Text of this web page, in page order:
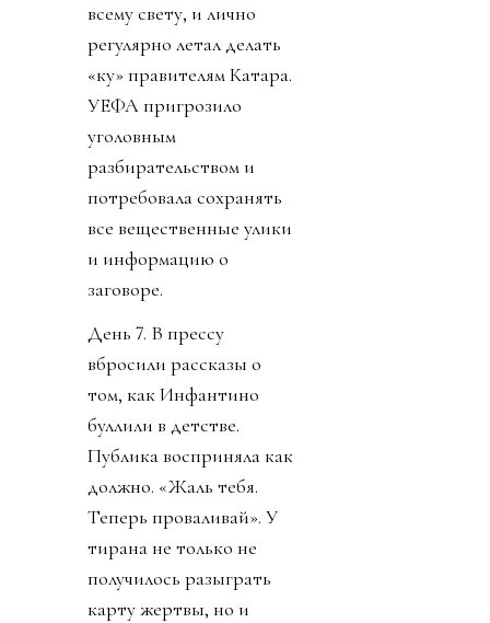
всему свету, и лично
регулярно летал делать
«ку» правителям Катара.
УЕФА пригрозило
уголовным
разбирательством и
потребовала сохранять
все вещественные улики
и информацию о
заговоре.
День 7. В прессу
вбросили рассказы о
том, как Инфантино
буллили в детстве.
Публика восприняла как
должно. «Жаль тебя.
Теперь проваливай». У
тирана не только не
получилось разыграть
карту жертвы, но и